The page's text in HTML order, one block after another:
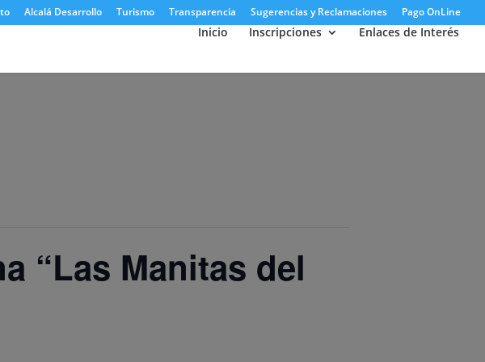
Alcalá Desarrollo Turismo Transparencia Sugerencias y Reclamaciones Pago OnLine
Inicio Inscripciones Enlaces de Interés
“Las Manitas del